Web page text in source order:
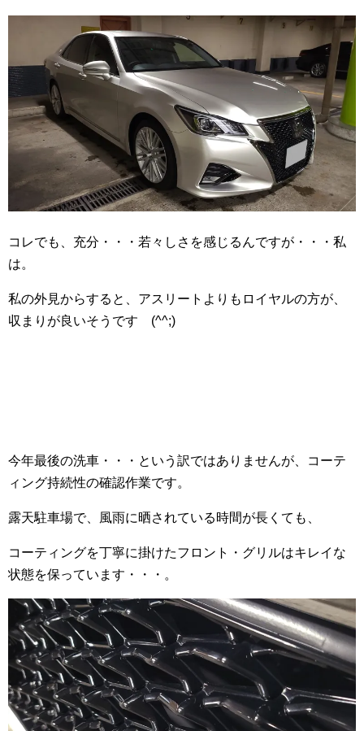
コレでも、充分・・・若々しさを感じるんですが・・・私
は。
私の外見からすると、アスリートよりもロイヤルの方が、
収まりが良いそうです (^^;)ゞ
今年最後の洗車・・・という訳ではありませんが、コーテ
ィング持続性の確認作業です。
露天駐車場で、風雨に晒されている時間が長くても、
コーティングを丁寧に掛けたフロント・グリルはキレイな
状態を保っています・・・。